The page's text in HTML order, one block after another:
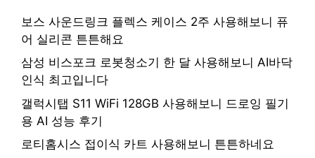
보스 사운드링크 플렉스 케이스 2주 사용해보니 퓨
어 실리콘 튼튼해요
삼성 비스포크 로봇청소기 한 달 사용해보니 AI바닥
인식 최고입니다
갤럭시탭 S11 WiFi 128GB 사용해보니 드로잉 필기
용 AI 성능 후기
로티홈시스 접이식 카트 사용해보니 튼튼하네요